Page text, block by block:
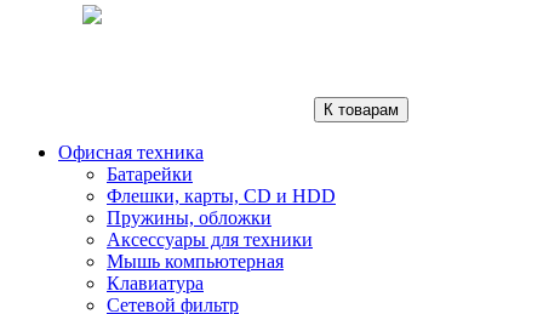
К товарам
Офисная техника
Батарейки
Флешки, карты, CD и HDD
Пружины, обложки
Аксессуары для техники
Мышь компьютерная
Клавиатура
Сетевой фильтр